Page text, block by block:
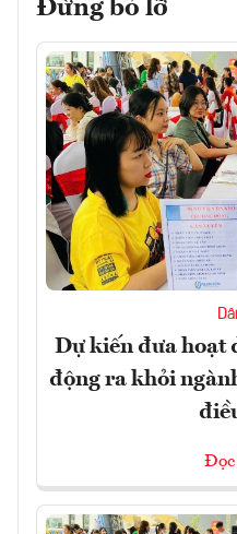
Đừng bỏ lỡ
Dự kiến đưa hoạt
động ra khỏi
Đọc